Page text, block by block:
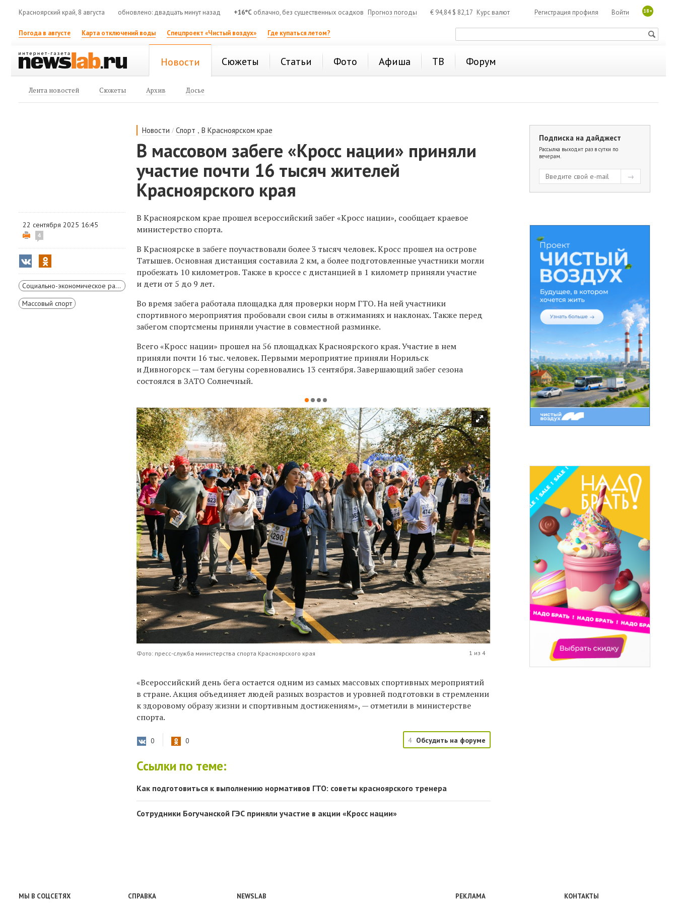
Красноярский край, 8 августа обновлено: двадцать минут назад +16°C облачно, без существенных осадков Прогноз погоды € 94,84$ 82,17 Курс валют 18+
Войти
Регистрация профиля
Погода в августе Карта отключений воды Спецпроект «Чистый воздух» Где купаться летом?
Новости Сюжеты Статьи Фото Афиша ТВ Форум
Лента новостей Сюжеты Архив Досье
Новости /Спорт ,В Красноярском крае
В массовом забеге «Кросс нации» приняли
участие почти 16 тысяч жителей
Красноярского края
22 сентября 2025 16:45
4
Социально-экономическое развитие Красноярского края
Массовый спорт
В Красноярском крае прошел всероссийский забег «Кросс нации», сообщает краевое
министерство спорта.
В Красноярске в забеге поучаствовали более 3 тысяч человек. Кросс прошел на острове
Татышев. Основная дистанция составила 2 км, а более подготовленные участники могли
пробежать 10 километров. Также в кроссе с дистанцией в 1 километр приняли участие
и дети от 5 до 9 лет.
Во время забега работала площадка для проверки норм ГТО. На ней участники
спортивного мероприятия пробовали свои силы в отжиманиях и наклонах. Также перед
забегом спортсмены приняли участие в совместной разминке.
Всего «Кросс нации» прошел на 56 площадках Красноярского края. Участие в нем
приняли почти 16 тыс. человек. Первыми мероприятие приняли Норильск
и Дивногорск — там бегуны соревновались 13 сентября. Завершающий забег сезона
состоялся в ЗАТО Солнечный.
Фото: пресс-служба министерства спорта Красноярского края 1 из 4
«Всероссийский день бега остается одним из самых массовых спортивных мероприятий
в стране. Акция объединяет людей разных возрастов и уровней подготовки в стремлении
к здоровому образу жизни и спортивным достижениям», — отметили в министерстве
спорта.
0 0 4 Обсудить на форуме
Ссылки по теме:
Как подготовиться к выполнению нормативов ГТО: советы красноярского тренера
Сотрудники Богучанской ГЭС приняли участие в акции «Кросс нации»
Подписка на дайджест
Рассылка выходит раз в сутки по
вечерам.
МЫ В СОЦСЕТЯХ СПРАВКА NEWSLAB РЕКЛАМА КОНТАКТЫ